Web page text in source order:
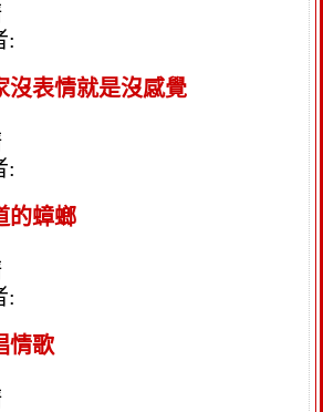
:
沒表情就是沒感覺
:
的蟑螂
:
情歌